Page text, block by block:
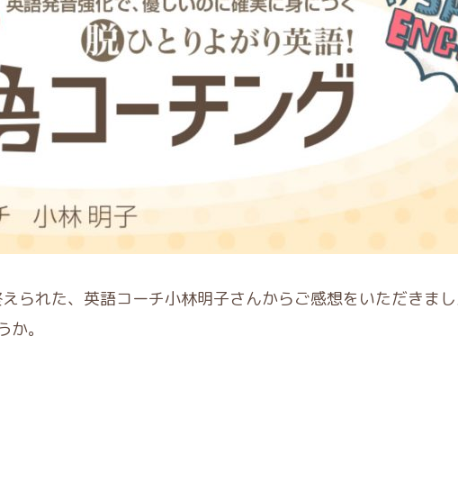
れた、英語コーチ小林明子さんからご感想をいただきまし
。